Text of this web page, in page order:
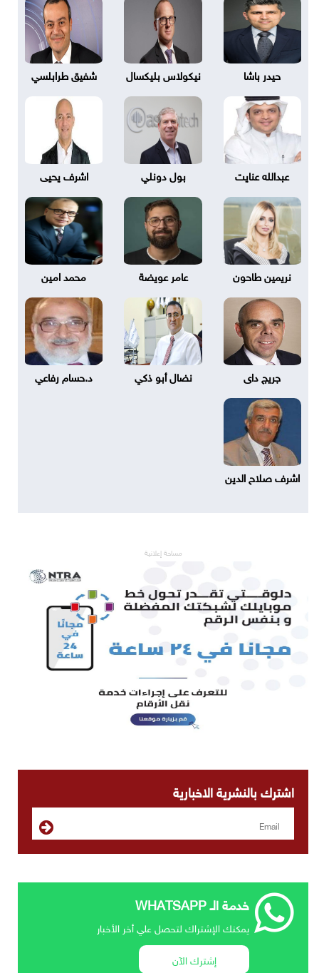
حيدر باشا نيكولاس بليكسال شفيق طرابلسي
عبدالله عنايت بول دونلي اشرف يحيى
نريمين طاحون عامر عويضة محمد امين
جريج داى نضال أبو ذكي د.حسام رفاعي
اشرف صلاح الدين
مساحة إعلانية
اشترك بالنشرية الاخبارية
خدمة الـ WHATSAPP
يمكنك الإشتراك لتحصل علي أخر الأخبار
إشترك الآن